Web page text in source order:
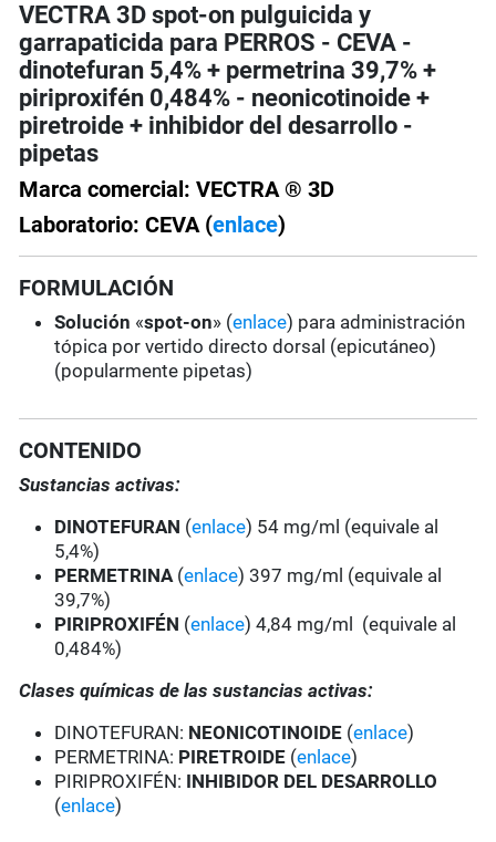
VECTRA 3D spot-on pulguicida y
garrapaticida para PERROS - CEVA -
dinotefuran 5,4% + permetrina 39,7% +
piriproxifén 0,484% - neonicotinoide +
piretroide + inhibidor del desarrollo -
pipetas
Marca comercial: VECTRA ® 3D
Laboratorio: CEVA (enlace)
FORMULACIÓN
Solución «spot-on» (enlace) para administración
tópica por vertido directo dorsal (epicutáneo)
(popularmente pipetas)
CONTENIDO
Sustancias activas:
DINOTEFURAN (enlace) 54 mg/ml (equivale al
5,4%)
PERMETRINA(enlace) 397 mg/ml (equivale al
39,7%)
PIRIPROXIFÉN (enlace) 4,84 mg/ml (equivale al
0,484%)
Clases químicas de las sustancias activas:
DINOTEFURAN: NEONICOTINOIDE (enlace)
PERMETRINA: PIRETROIDE (enlace)
PIRIPROXIFÉN: INHIBIDOR DEL DESARROLLO
(enlace)